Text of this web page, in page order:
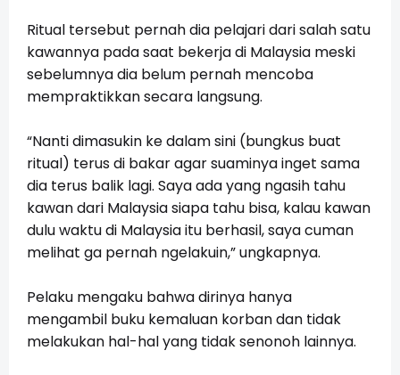
Ritual tersebut pernah dia pelajari dari salah satu
kawannya pada saat bekerja di Malaysia meski
sebelumnya dia belum pernah mencoba
mempraktikkan secara langsung.
“Nanti dimasukin ke dalam sini (bungkus buat
ritual) terus di bakar agar suaminya inget sama
dia terus balik lagi. Saya ada yang ngasih tahu
kawan dari Malaysia siapa tahu bisa, kalau kawan
dulu waktu di Malaysia itu berhasil, saya cuman
melihat ga pernah ngelakuin,” ungkapnya.
Pelaku mengaku bahwa dirinya hanya
mengambil buku kemaluan korban dan tidak
melakukan hal-hal yang tidak senonoh lainnya.